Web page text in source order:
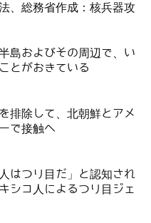
、総務省作成：核兵器攻
島およびその周辺で、い
とがおきている
排除して、北朝鮮とアメ
で接触へ
はつり目だ」と認知され
シコ人によるつり目ジェ